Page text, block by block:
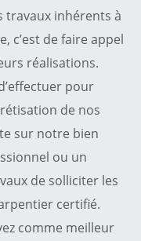
travaux inhérents à
c’est de faire appel
réalisations.
pour
de nos
sur notre bien
ou un
de solliciter les
certifié.
comme meilleur